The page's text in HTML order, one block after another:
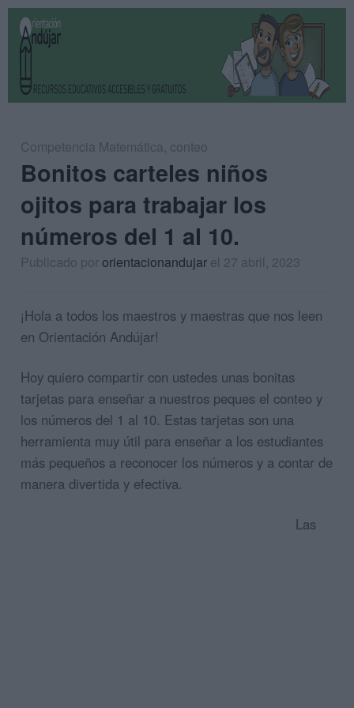
Competencia Matemática, conteo
Bonitos carteles niños
ojitos para trabajar los
números del 1 al 10.
Publicado pororientacionandujar el 27 abril, 2023
¡Hola a todos los maestros y maestras que nos leen
en Orientación Andújar!
Hoy quiero compartir con ustedes unas bonitas
tarjetas para enseñar a nuestros peques el conteo y
los números del 1 al 10. Estas tarjetas son una
herramienta muy útil para enseñar a los estudiantes
más pequeños a reconocer los números y a contar de
manera divertida y efectiva.
Las